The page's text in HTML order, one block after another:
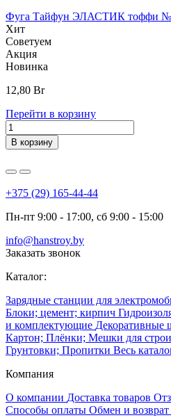
Фуга Тайфун ЭЛАСТИК тоффи №
Хит
Советуем
Акция
Новинка
12,80 Br
Перейти в корзину
В корзину
+375 (29) 165-44-44
Пн-пт 9:00 - 17:00, сб 9:00 - 15:00
info@hanstroy.by
Заказать звонок
Каталог:
Зарядные станции для
Блоки; цемент; кирпич
и комплектующие Декоративные
Картон; Плёнки; Мешки для
Грунтовки; Пропитки Весь
Компания
О компании Доставка товаров
Способы оплаты Обмен и возврат